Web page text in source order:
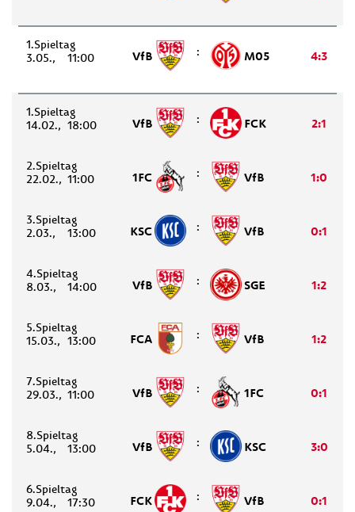
1.
3.05.
11:00 VfB : M05 4:3
1.
14.02.
18:00 VfB : FCK 2:1
2.
22.02.
11:00 1FC : VfB 1:0
3.
2.03.
13:00 KSC : VfB 0:1
4.
8.03.
14:00 VfB : SGE 1:2
5.
15.03.
13:00 FCA : VfB 1:2
7.
29.03.
11:00 VfB : 1FC 0:1
8.
5.04.
13:00 VfB : KSC 3:0
6.
9.04.
17:30 FCK : VfB 0:1